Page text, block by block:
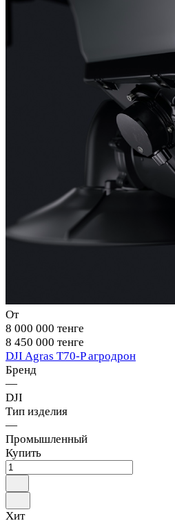
От
8 000 000 тенге
8 450 000 тенге
DJI Agras T70-P агродрон
Бренд
—
DJI
Тип изделия
—
Промышленный
Купить
Хит